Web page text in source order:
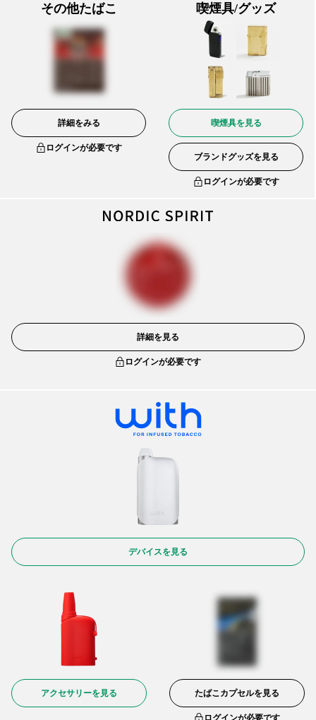
その他たばこ
詳細をみる
ログインが必要です
喫煙具/グッズ
喫煙具を見る
ブランドグッズを見る
ログインが必要です
詳細を見る
ログインが必要です
デバイスを見る
アクセサリーを見る たばこカプセルを見る